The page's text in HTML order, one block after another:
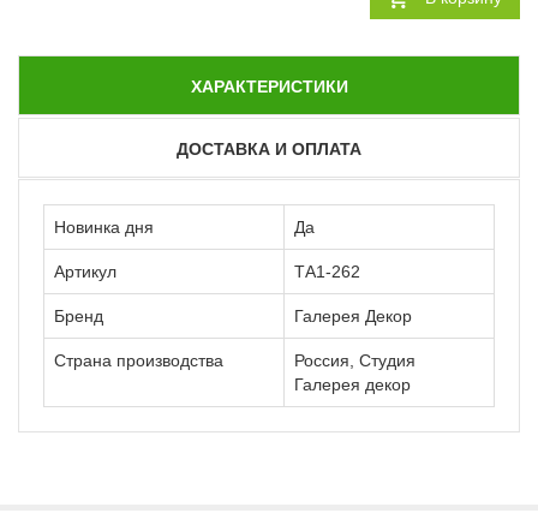
ХАРАКТЕРИСТИКИ
ДОСТАВКА И ОПЛАТА
Новинка дня Да
Артикул ТА1-262
Бренд Галерея Декор
Страна производства
Россия, Студия
Галерея декор